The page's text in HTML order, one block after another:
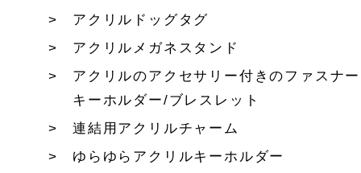
アクリルドッグタグ
アクリルメガネスタンド
アクリルのアクセサリー付きのファスナー
キーホルダー/ブレスレット
連結用アクリルチャーム
ゆらゆらアクリルキーホルダー